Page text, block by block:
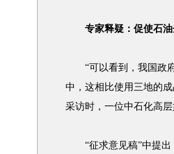
专家释疑：促使石油
“可以看到，我国政府
中，这相比使用三地的
采访时，一位中石化高层
“征求意见稿”中提出